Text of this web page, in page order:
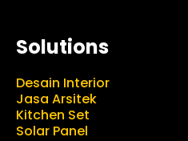
Solutions
Desain Interior
Jasa Arsitek
Kitchen Set
Solar Panel